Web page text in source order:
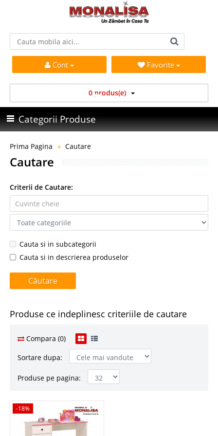
Cont Favorite
0 produs(e)
Categorii Produse
Prima Pagina Cautare
Cautare
Criterii de Cautare:
Cauta si in subcategorii
Cauta si in descrierea produselor
Produse ce indeplinesc criteriile de cautare
Compara (0)
Sortare dupa:
Produse pe pagina:
-18%
-18%